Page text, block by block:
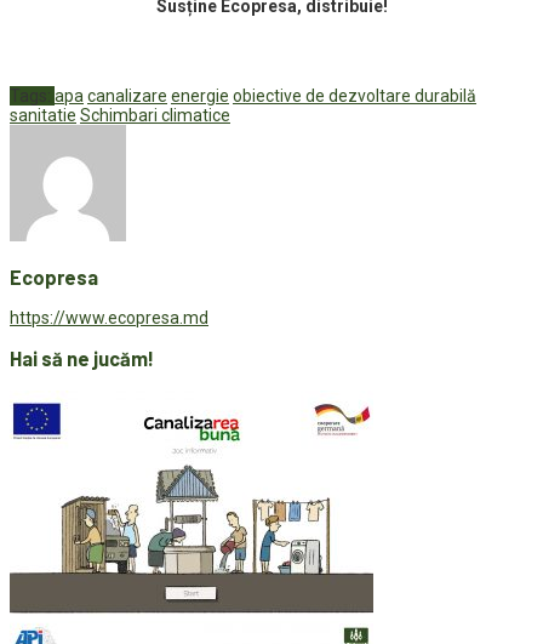
Susține Ecopresa, distribuie!
Tags: apacanalizare energie obiective de dezvoltare durabilă
sanitatie Schimbari climatice
Ecopresa
https://www.ecopresa.md
Hai să ne jucăm!